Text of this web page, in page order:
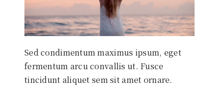
Sed condimentum maximus ipsum, eget
fermentum arcu convallis ut. Fusce
tincidunt aliquet sem sit amet ornare.